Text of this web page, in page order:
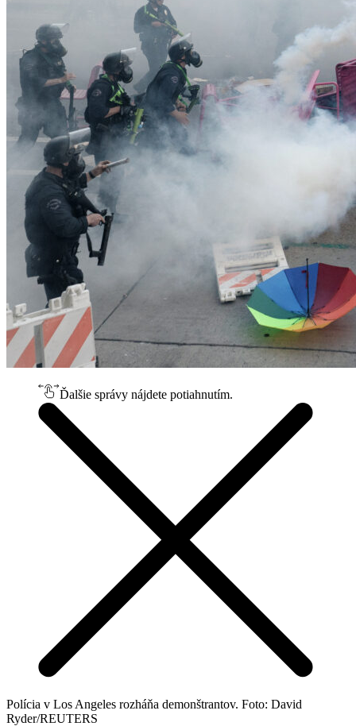
Ďalšie správy nájdete potiahnutím.
Polícia v Los Angeles rozháňa demonštrantov. Foto: David
Ryder/REUTERS